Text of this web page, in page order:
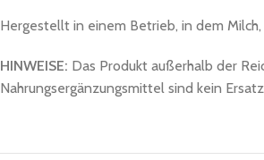
Hergestellt in einem Betrieb, in dem
HINWEISE: Das Produkt außerhalb der
Nahrungsergänzungsmittel sind kein